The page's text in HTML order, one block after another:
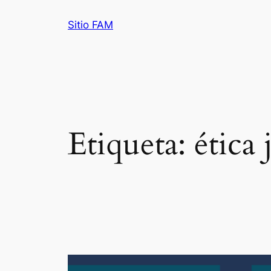
Sitio FAM
Etiqueta: ética